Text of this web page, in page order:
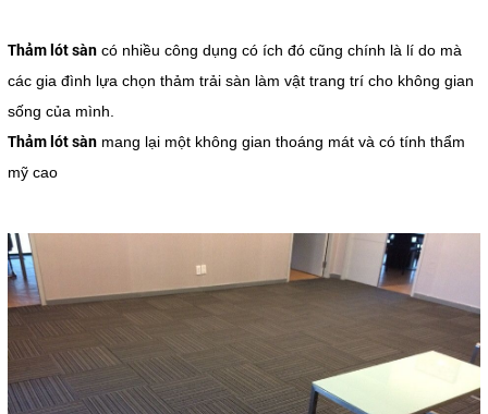
Thảm lót sàncó nhiều công dụng có ích đó cũng chính là lí do mà
các gia đình lựa chọn thảm trải sàn làm vật trang trí cho không gian
sống của mình.
Thảm lót sànmang lại một không gian thoáng mát và có tính thẩm
mỹ cao